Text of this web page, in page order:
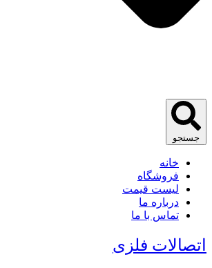
جستجو
خانه
فروشگاه
لیست قیمت
درباره ما
تماس با ما
اتصالات فلزی